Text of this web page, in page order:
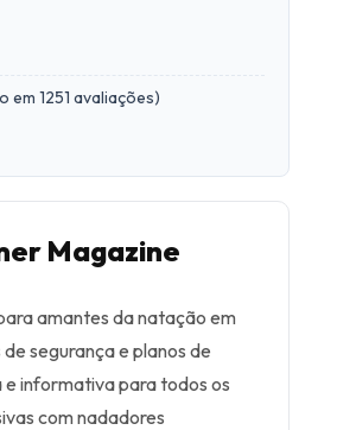
em 1251 avaliações)
Magazine
amantes da natação em
segurança e planos de
informativa para todos os
com nadadores